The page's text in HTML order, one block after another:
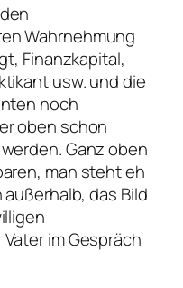
Wahrnehmung
Finanzkapital,
usw. und die
noch
oben schon
Ganz oben
man steht eh
das Bild
im Gespräch